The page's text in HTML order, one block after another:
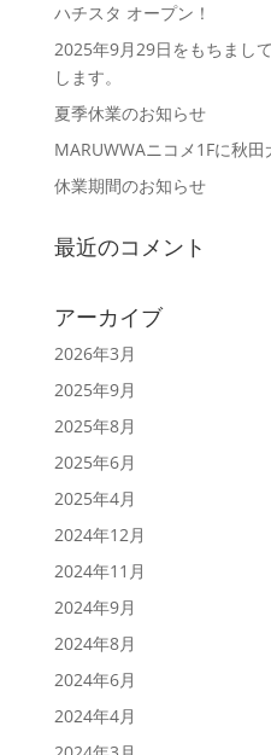
ハチスタ オープン！
2025年9月29日をもちまし
します。
夏季休業のお知らせ
MARUWWAニコメ1Fに秋
休業期間のお知らせ
最近のコメント
アーカイブ
2026年3月
2025年9月
2025年8月
2025年6月
2025年4月
2024年12月
2024年11月
2024年9月
2024年8月
2024年6月
2024年4月